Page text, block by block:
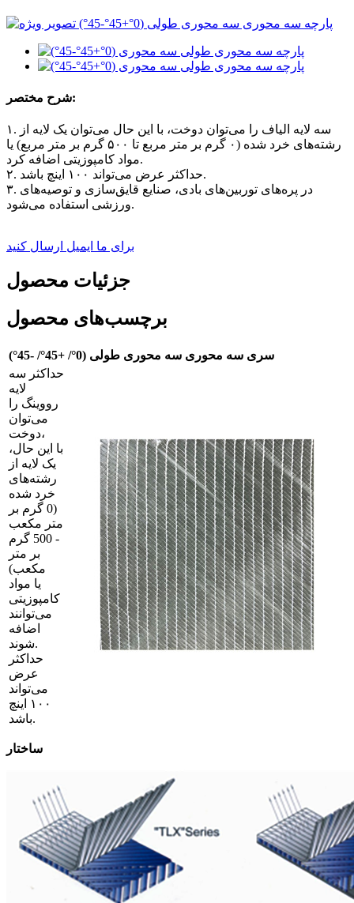
شرح مختصر:
۱. سه لایه الیاف را می‌توان دوخت، با این حال می‌توان یک لایه از
رشته‌های خرد شده (۰ گرم بر متر مربع تا ۵۰۰ گرم بر متر مربع) یا
مواد کامپوزیتی اضافه کرد.
۲. حداکثر عرض می‌تواند ۱۰۰ اینچ باشد.
۳. در پره‌های توربین‌های بادی، صنایع قایق‌سازی و توصیه‌های
ورزشی استفاده می‌شود.
برای ما ایمیل ارسال کنید
جزئیات محصول
برچسب‌های محصول
سری سه محوری سه محوری طولی (0°/ +45°/ -45°)
حداکثر سه
لایه
رووینگ را
می‌توان
دوخت،
با این حال،
یک لایه از
رشته‌های
خرد شده
(0 گرم بر
متر مکعب
- 500 گرم
بر متر
مکعب)
یا مواد
کامپوزیتی
می‌توانند
اضافه
شوند.
حداکثر
عرض
می‌تواند
۱۰۰ اینچ
باشد.
ساختار